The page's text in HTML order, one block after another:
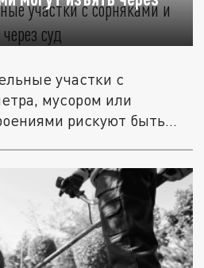
участки с
мусором или
рискуют быть...